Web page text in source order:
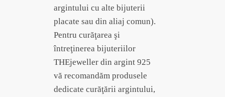
argintului cu alte bijuterii
placate sau din aliaj comun).
Pentru curăţarea şi
întreţinerea bijuteriilor
THEjeweller din argint 925
vă recomandăm produsele
dedicate curăţării argintului,